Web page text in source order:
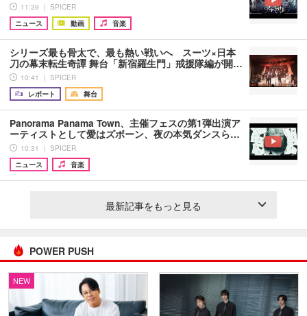
11:39 ｜ SPICER
ニュース
動画 音楽
シリーズ最も骨太で、最も熱い戦いへ スーツ×日本
刀の幕末転生奇譚 舞台「新宿羅生門」戒援隊編が開…
10:41 ｜ SPICER
レポート
舞台
Panorama Panama Town、主催フェスの第1弾出演ア
ーティストとして愛はズボーン、夜の本気ダンスら…
10:31 ｜ SPICER
ニュース
音楽
最新記事をもっと見る
POWER PUSH
NEW